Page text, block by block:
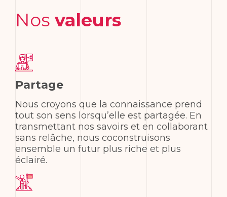
Nos valeurs
Partage
Nous croyons que la connaissance prend
tout son sens lorsqu’elle est partagée. En
transmettant nos savoirs et en collaborant
sans relâche, nous coconstruisons
ensemble un futur plus riche et plus
éclairé.